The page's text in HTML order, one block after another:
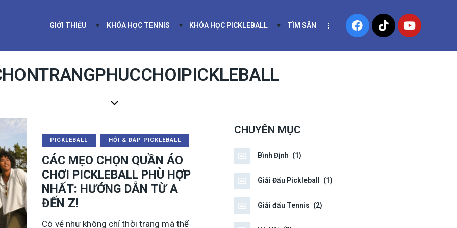
GIỚI THIỆU KHÓA HỌC TENNIS KHÓA HỌC PICKLEBALL TÌM SÂN
PICKLEBALL HỎI & ĐÁP PICKLEBALL
CÁC MẸO CHỌN QUẦN ÁO
CHƠI PICKLEBALL PHÙ HỢP
NHẤT: HƯỚNG DẪN TỪ A
ĐẾN Z!
Có vẻ như không chỉ thời trang mà thể
CHUYÊN MỤC
Bình Định (1)
Giải Đấu Pickleball (1)
Giải đấu Tennis (2)